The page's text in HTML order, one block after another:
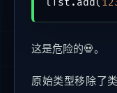
list.add(
这是危险的💀。
原始类型移除了